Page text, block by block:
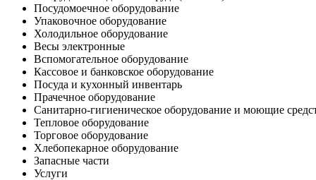
Посудомоечное оборудование
Упаковочное оборудование
Холодильное оборудование
Весы электронные
Вспомогательное оборудование
Кассовое и банковское оборудование
Посуда и кухонный инвентарь
Прачечное оборудование
Санитарно-гигиеническое оборудование и моющие
Тепловое оборудование
Торговое оборудование
Хлебопекарное оборудование
Запасные части
Услуги